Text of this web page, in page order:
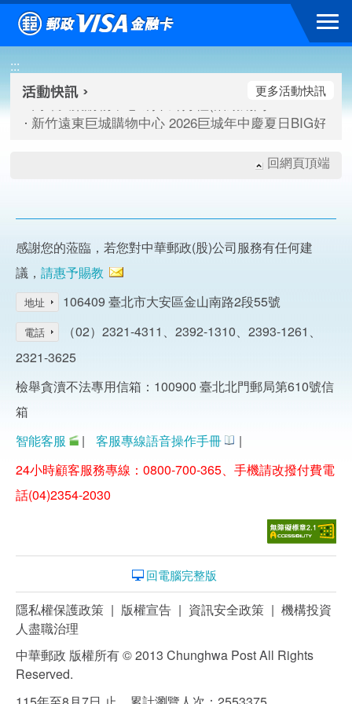
跳到主要內容區塊
:::
高雄大樂購物中心 刷卡郵好禮(活動期間：115/08/07-
臺北三創生活 有點東西第2波 刷卡郵好禮(活動期間：
高雄大樂購物中心 刷卡郵好禮(活動期間：115/08/07-
新竹遠東巨城購物中心 2026巨城年中慶夏日BIG好刷(
更多活動快訊
回網頁頂端
感謝您的蒞臨，若您對中華郵政(股)公司服務有任何建
議， 請惠予賜教
地址 106409 臺北市大安區金山南路2段55號
電話
（02）2321-4311、2392-1310、2393-1261、
2321-3625
檢舉貪瀆不法專用信箱：100900 臺北北門郵局第610號信
箱
智能客服
| 客服專線語音操作手冊
|
24小時顧客服務專線：0800-700-365、手機請改撥付費電
話(04)2354-2030
回電腦完整版
隱私權保護政策 | 版權宣告 | 資訊安全政策 | 機構投資
人盡職治理
中華郵政 版權所有 © 2013 Chunghwa Post All Rights
Reserved.